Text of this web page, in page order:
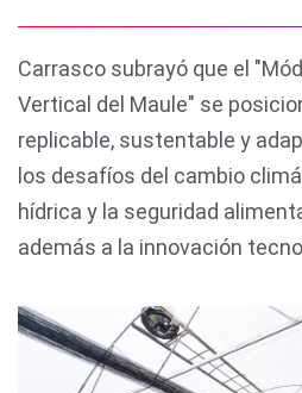
Carrasco subrayó que el
Vertical del Maule" se
replicable, sustentable y
los desafíos del cambio
hídrica y la seguridad
además a la innovación